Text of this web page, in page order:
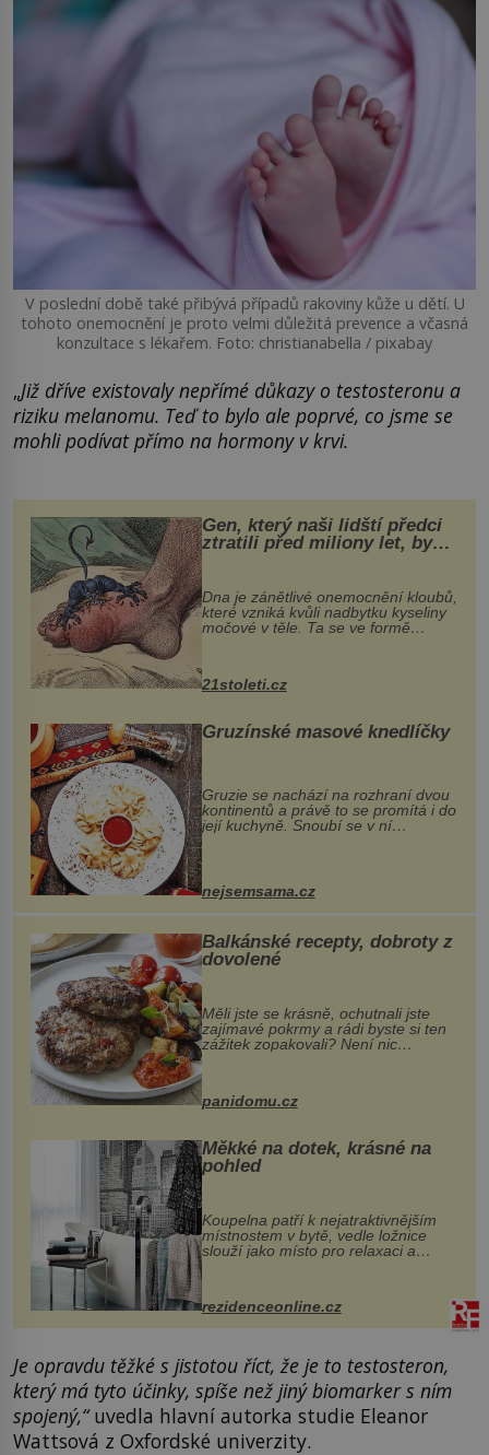
V poslední době také přibývá případů rakoviny kůže u dětí. U
tohoto onemocnění je proto velmi důležitá prevence a včasná
konzultace s lékařem. Foto: christianabella / pixabay
„Již dříve existovaly nepřímé důkazy o testosteronu a
riziku melanomu. Teď to bylo ale poprvé, co jsme se
mohli podívat přímo na hormony v krvi.
Gen, který naši lidští předci
ztratili před miliony let, by
mohl pomoci s léčbou
„nemoci králů“
Dna je zánětlivé onemocnění kloubů,
které vzniká kvůli nadbytku kyseliny
močové v těle. Ta se ve formě
nohou, a způsobuje bole...
21stoleti.cz
Gruzínské masové knedlíčky
Gruzie se nachází na rozhraní dvou
kontinentů a právě to se promítá i do
její kuchyně. Snoubí se v ní
evropské a asijské chutě a díky tomu
pokrmy, které rozhodně st...
nejsemsama.cz
Balkánské recepty, dobroty z
dovolené
Měli jste se krásně, ochutnali jste
zajímavé pokrmy a rádi byste si ten
zážitek zopakovali? Není nic
snazšího. Pljeskavica (10 porcí)
Možná jste ji ochutnali na dovolené v
panidomu.cz
Měkké na dotek, krásné na
pohled
Koupelna patří k nejatraktivnějším
místnostem v bytě, vedle ložnice
slouží jako místo pro relaxaci a
odpočinek. Koupelnový textil –
ručníky, osušky a koberečky –
proutku...
rezidenceonline.cz
Je opravdu těžké s jistotou říct, že je to testosteron,
který má tyto účinky, spíše než jiný biomarker s ním
spojený,“uvedla hlavní autorka studie Eleanor
Wattsová z Oxfordské univerzity.